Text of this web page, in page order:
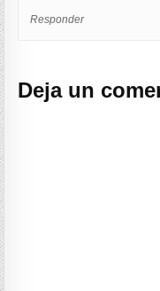
Responder
Deja un